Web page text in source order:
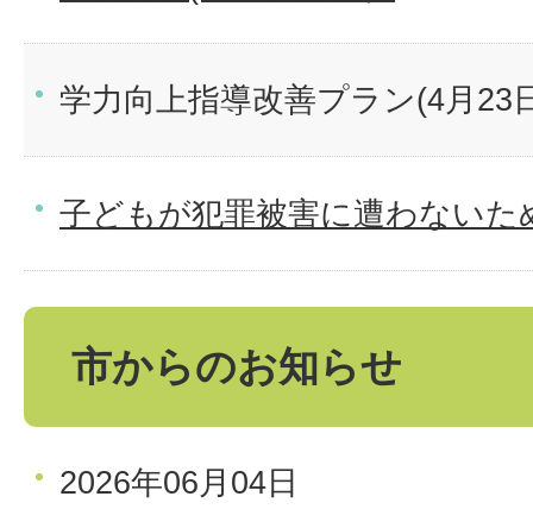
学力向上指導改善プラン(4月23
子どもが犯罪被害に遭わないた
市からのお知らせ
2026年06月04日